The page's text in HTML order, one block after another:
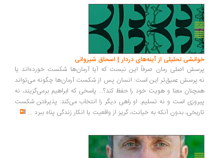
تحلیلی از آینه‌های دردار | اسحاق شیروانی
اصلی رمان صرفاً این نیست که آیا آرمان‌ها شکست خورده‌اند یا
عمیق‌تر این است: انسان پس از شکست آرمان‌ها چگونه می‌تواند
معنا و هویت خود را حفظ کند؟... پاسخی که ابراهیم برمی‌گزیند، نه
است و نه تسلیم. او راهی دیگر را انتخاب می‌کند: پذیرفتن شکست
بدون آنکه به خیانت، گریز از واقعیت یا انکار زندگی پناه ببرد...